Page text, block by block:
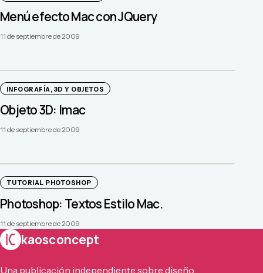
Menú efecto Mac con JQuery
11 de septiembre de 2009
INFOGRAFÍA, 3D Y OBJETOS
Objeto 3D: Imac
11 de septiembre de 2009
TUTORIAL PHOTOSHOP
Photoshop: Textos Estilo Mac.
11 de septiembre de 2009
kaosconcept
Una publicación independiente sobre diseño,